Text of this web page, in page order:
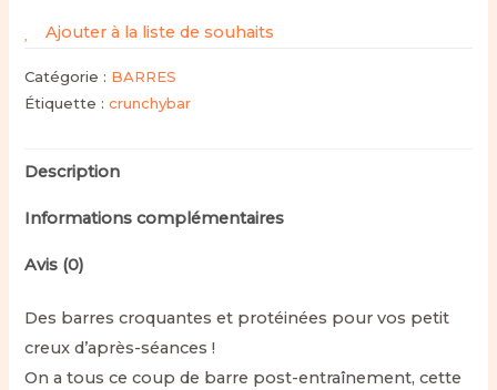
Ajouter à la liste de souhaits
Catégorie : BARRES
Étiquette :crunchybar
Description
Informations complémentaires
Avis (0)
Des barres croquantes et protéinées pour vos petit
creux d’après-séances !
On a tous ce coup de barre post-entraînement, cette